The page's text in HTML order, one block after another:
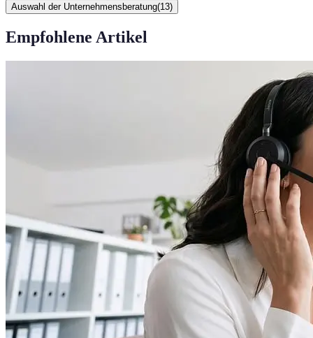
Auswahl der Unternehmensberatung(13)
Empfohlene Artikel